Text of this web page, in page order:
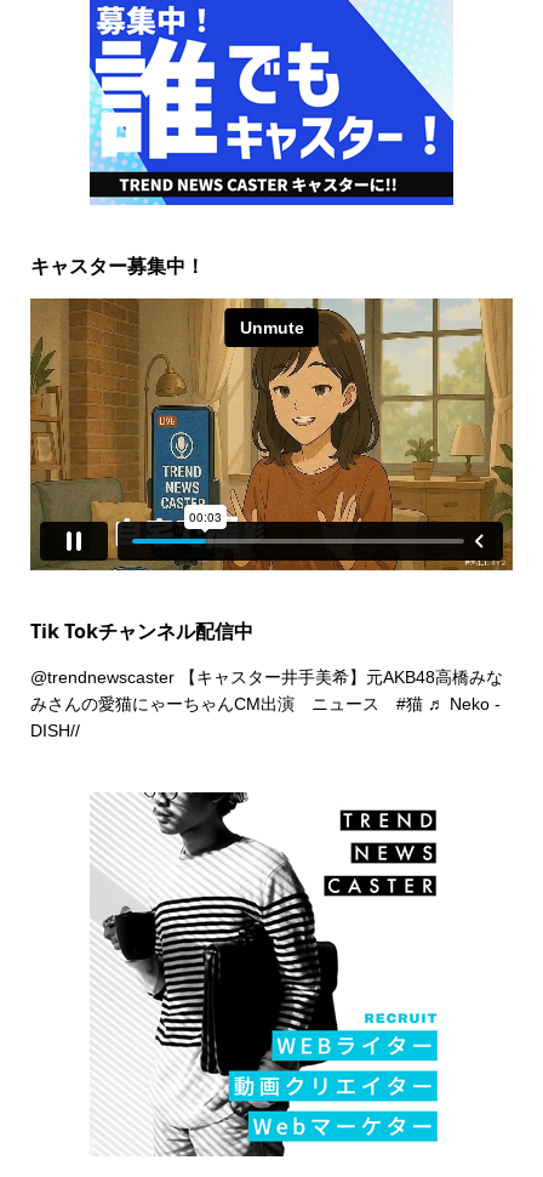
キャスター募集中！
Tik Tokチャンネル配信中
@trendnewscaster【キャスター井手美希】元AKB48高橋みな
みさんの愛猫にゃーちゃんCM出演 ニュース #猫 ♬ Neko -
DISH//